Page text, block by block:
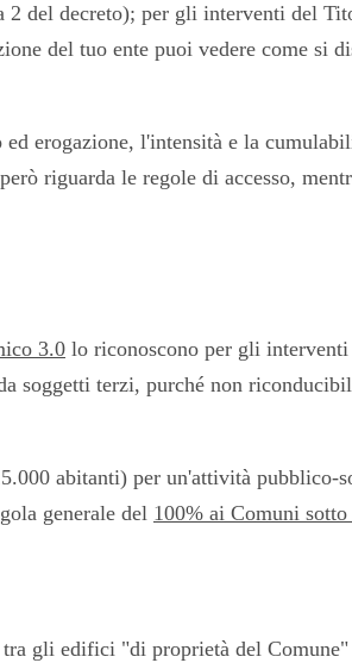
2 del decreto); per gli interventi del
del tuo ente puoi vedere come si
erogazione, l'intensità e la
riguarda le regole di accesso,
3.0 lo riconoscono per gli
soggetti terzi, purché non
abitanti) per un'attività pubblico-
generale del 100% ai Comuni
gli edifici "di proprietà del